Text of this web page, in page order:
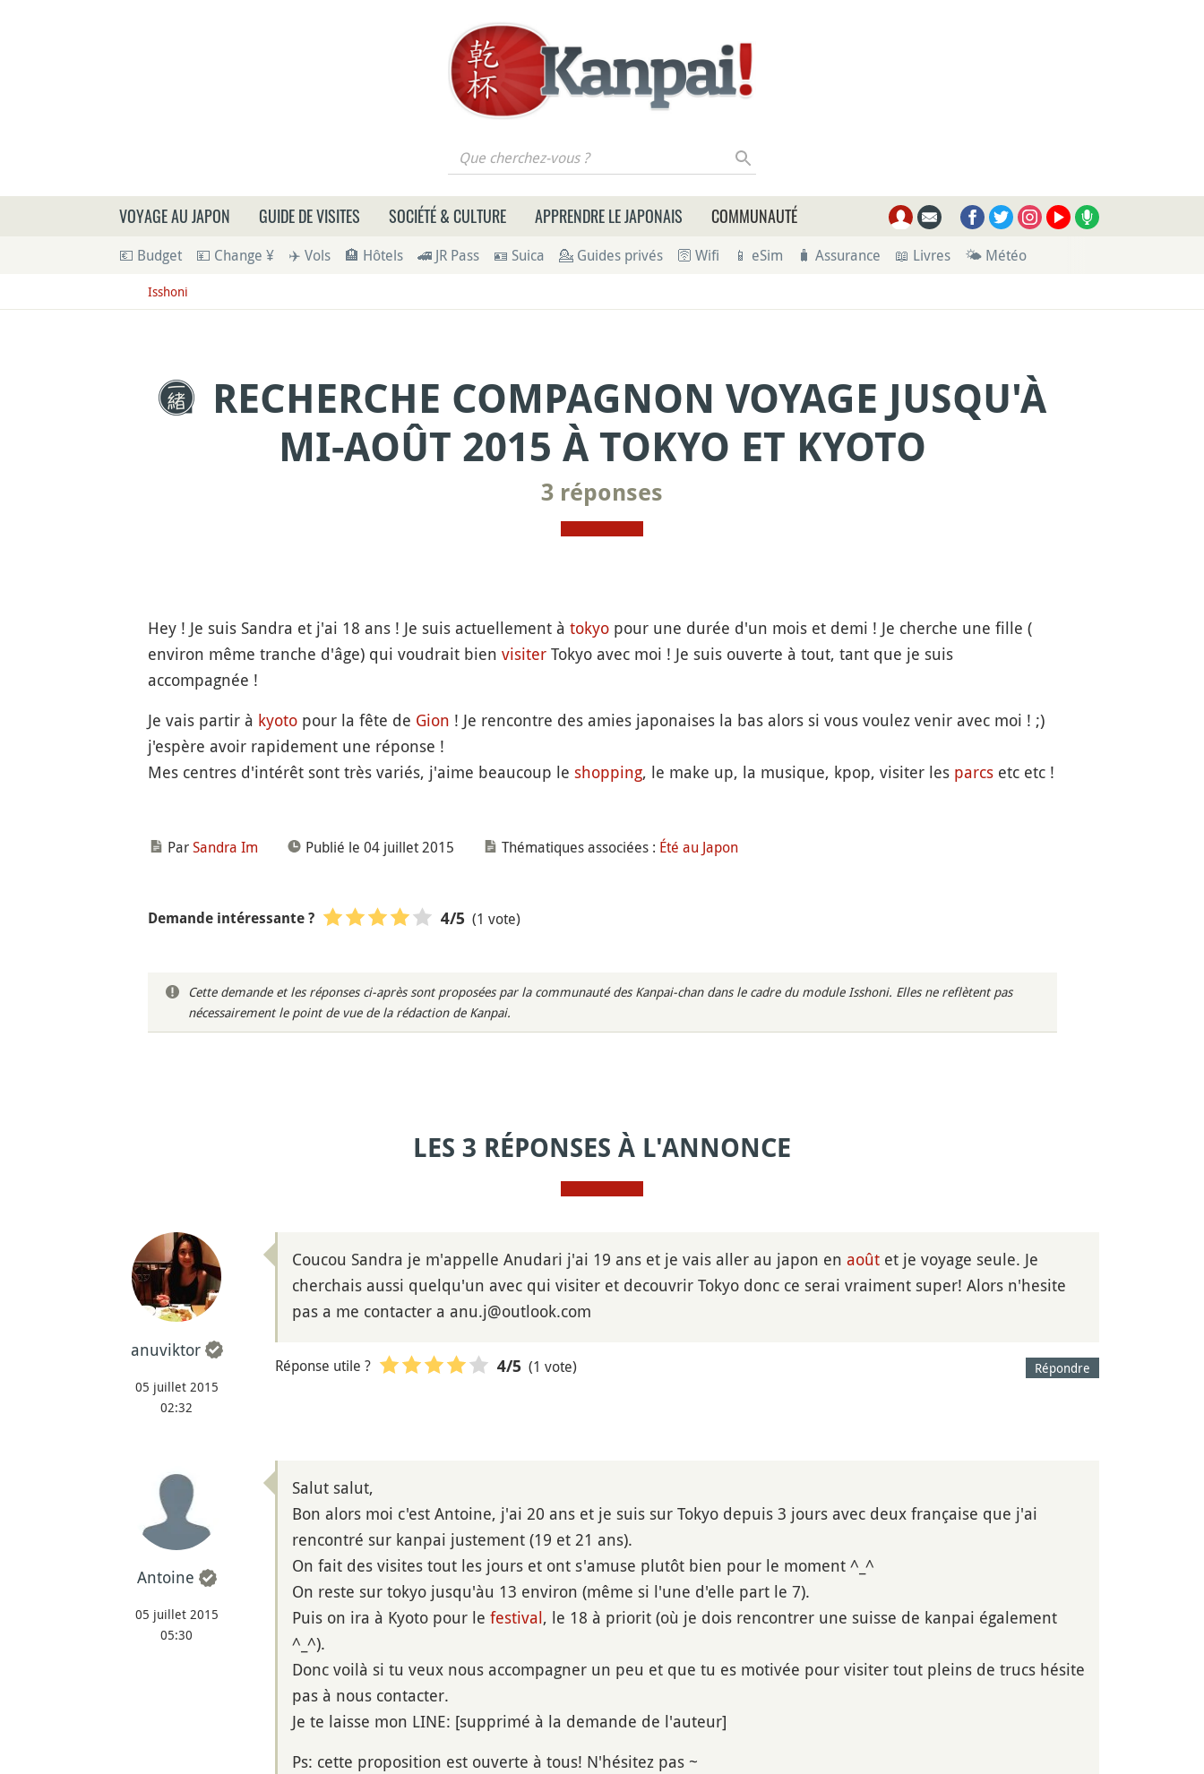
Que cherchez-vous ?
VOYAGE AU JAPON GUIDE DE VISITES SOCIÉTÉ & CULTURE APPRENDRE LE JAPONAIS COMMUNAUTÉ
💶 Budget 💴 Change ¥ ✈️ Vols 🏨 Hôtels 🚄 JR Pass 🪪 Suica 💁 Guides privés 🛜 Wifi 📱 eSim 🧳 Assurance 📖 Livres 🌤 Météo
Isshoni
RECHERCHE COMPAGNON VOYAGE JUSQU'À
MI-AOÛT 2015 À TOKYO ET KYOTO
3 réponses
Hey ! Je suis Sandra et j'ai 18 ans ! Je suis actuellement à tokyopour une durée d'un mois et demi ! Je cherche une fille (
environ même tranche d'âge) qui voudrait bien visiterTokyo avec moi ! Je suis ouverte à tout, tant que je suis
accompagnée !
Je vais partir à kyotopour la fête de Gion ! Je rencontre des amies japonaises la bas alors si vous voulez venir avec moi ! ;)
j'espère avoir rapidement une réponse !
Mes centres d'intérêt sont très variés, j'aime beaucoup le shopping, le make up, la musique, kpop, visiter les parcsetc etc !
ParSandra Im Publié le 04 juillet 2015 Thématiques associées : Été au Japon
Demande intéressante ? 4/5 (1 vote)
Cette demande et les réponses ci-après sont proposées par la communauté des Kanpai-chan dans le cadre du module Isshoni. Elles ne reflètent pas
nécessairement le point de vue de la rédaction de Kanpai.
LES 3 RÉPONSES À L'ANNONCE
anuviktor
05 juillet 2015
02:32
Coucou Sandra je m'appelle Anudari j'ai 19 ans et je vais aller au japon en août et je voyage seule. Je
cherchais aussi quelqu'un avec qui visiter et decouvrir Tokyo donc ce serai vraiment super! Alors n'hesite
pas a me contacter a anu.j@outlook.com
Répondre
Réponse utile ? 4/5 (1 vote)
Antoine
05 juillet 2015
05:30
Salut salut,
Bon alors moi c'est Antoine, j'ai 20 ans et je suis sur Tokyo depuis 3 jours avec deux française que j'ai
rencontré sur kanpai justement (19 et 21 ans).
On fait des visites tout les jours et ont s'amuse plutôt bien pour le moment ^_^
On reste sur tokyo jusqu'àu 13 environ (même si l'une d'elle part le 7).
Puis on ira à Kyoto pour le festival, le 18 à priorit (où je dois rencontrer une suisse de kanpai également
^_^).
Donc voilà si tu veux nous accompagner un peu et que tu es motivée pour visiter tout pleins de trucs hésite
pas à nous contacter.
Je te laisse mon LINE: [supprimé à la demande de l'auteur]
Ps: cette proposition est ouverte à tous! N'hésitez pas ~